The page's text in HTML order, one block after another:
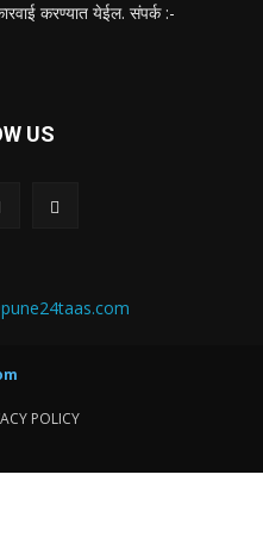
करण्यात येईल. संपर्क :-
US
POLICY